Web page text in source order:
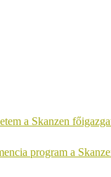
a Skanzen
program a